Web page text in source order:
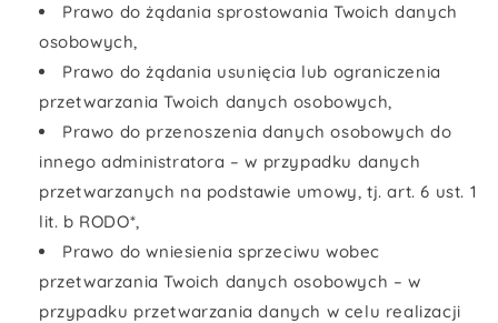
Prawo do żądania sprostowania Twoich danych
osobowych,
Prawo do żądania usunięcia lub ograniczenia
przetwarzania Twoich danych osobowych,
Prawo do przenoszenia danych osobowych do
innego administratora – w przypadku danych
przetwarzanych na podstawie umowy, tj. art. 6 ust. 1
lit. b RODO*,
Prawo do wniesienia sprzeciwu wobec
przetwarzania Twoich danych osobowych – w
przypadku przetwarzania danych w celu realizacji